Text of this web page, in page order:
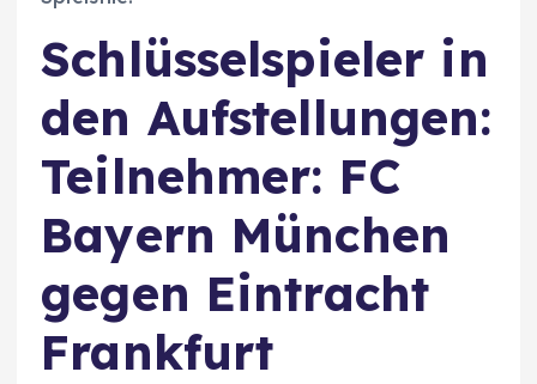
Schlüsselspieler in
den Aufstellungen:
Teilnehmer: FC
Bayern München
gegen Eintracht
Frankfurt